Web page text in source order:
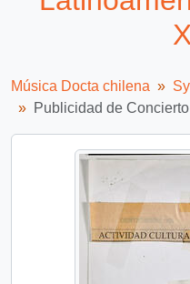
Música Docta chilena
Publicidad de